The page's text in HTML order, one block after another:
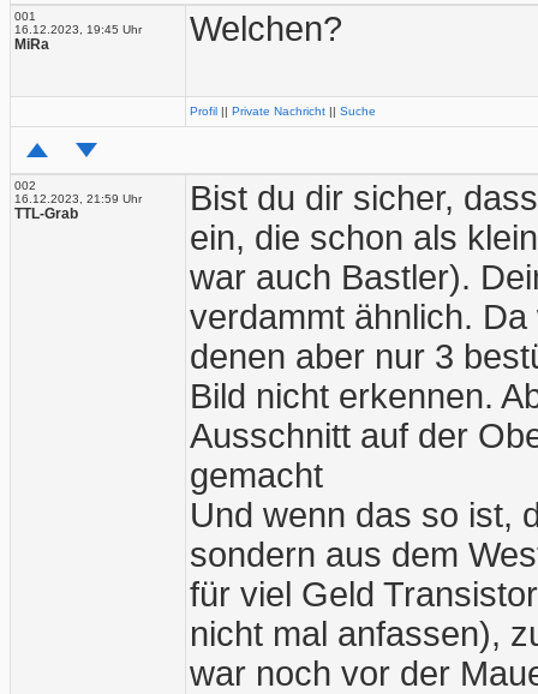
001
16.12.2023, 19:45 Uhr
MiRa Welchen?
Profil || Private Nachricht || Suche
002
16.12.2023, 21:59 Uhr
TTL-Grab
Bist du dir sicher,
ein, die schon als
war auch Bastler).
verdammt ähnlich.
denen aber nur 3
Bild nicht erkennen.
Ausschnitt auf der
gemacht
Und wenn das so ist,
sondern aus dem
für viel Geld
nicht mal anfassen),
war noch vor der